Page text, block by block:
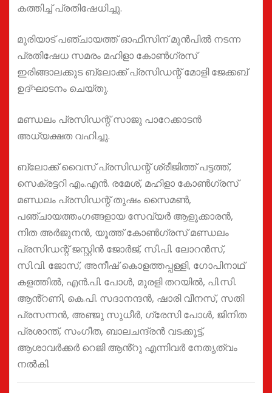
കത്തിച്ച് പ്രതിഷേധിച്ചു.
മുരിയാട് പഞ്ചായത്ത് ഓഫീസിന് മുൻപിൽ നടന്ന
പ്രതിഷേധ സമരം മഹിളാ കോൺഗ്രസ്
ഇരിങ്ങാലക്കുട ബ്ലോക്ക് പ്രസിഡന്റ് മോളി ജേക്കബ്
ഉദ്ഘാടനം ചെയ്തു.
മണ്ഡലം പ്രസിഡന്റ് സാജു പാറേക്കാടൻ
അധ്യക്ഷത വഹിച്ചു.
ബ്ലോക്ക് വൈസ് പ്രസിഡന്റ് ശ്രീജിത്ത് പട്ടത്ത്,
സെക്രട്ടറി എം.എൻ. രമേശ്, മഹിളാ കോൺഗ്രസ്
മണ്ഡലം പ്രസിഡന്റ് തുഷം സൈമൺ,
പഞ്ചായത്തംഗങ്ങളായ സേവ്യർ ആളൂക്കാരൻ,
നിത അർജുനൻ, യൂത്ത് കോൺഗ്രസ് മണ്ഡലം
പ്രസിഡന്റ് ജസ്റ്റിൻ ജോർജ്, സി.പി. ലോറൻസ്,
സി.വി. ജോസ്, അനീഷ് കൊളത്തപ്പള്ളി, ഗോപിനാഥ്
കളത്തിൽ, എൻ.പി. പോൾ, മുരളി തറയിൽ, പി.സി.
ആൻ്റണി, കെ.പി. സദാനന്ദൻ, ഷാരി വീനസ്, സതി
പ്രസന്നൻ, അഞ്ജു സുധീർ, ഗ്രേസി പോൾ, ജിനിത
പ്രശാന്ത്, സംഗീത, ബാലചന്ദ്രൻ വടക്കൂട്ട്,
ആശാവർക്കർ റെജി ആൻ്റു എന്നിവർ നേതൃത്വം
നൽകി.